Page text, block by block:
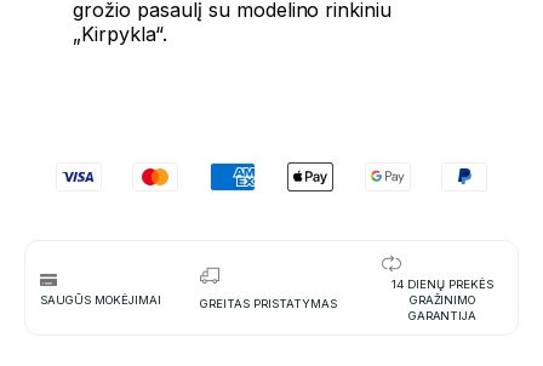
grožio pasaulį su modelino rinkiniu
„Kirpykla“.
SAUGŪS MOKĖJIMAI GREITAS PRISTATYMAS
14 DIENŲ PREKĖS
GRAŽINIMO
GARANTIJA